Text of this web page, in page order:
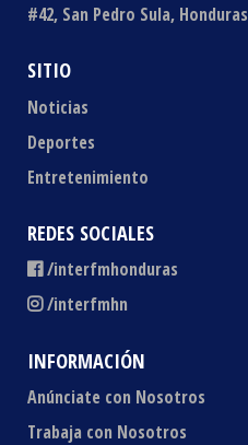
#42, San Pedro Sula, Honduras
SITIO
Noticias
Deportes
Entretenimiento
REDES SOCIALES
/interfmhonduras
/interfmhn
INFORMACIÓN
Anúnciate con Nosotros
Trabaja con Nosotros